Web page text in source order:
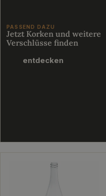
PASSEND DAZU
Jetzt Korken und weitere
Verschlüsse finden
entdecken